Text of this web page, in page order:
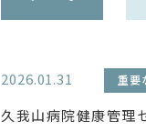
2026.01.31 重要
久我山病院健康管理